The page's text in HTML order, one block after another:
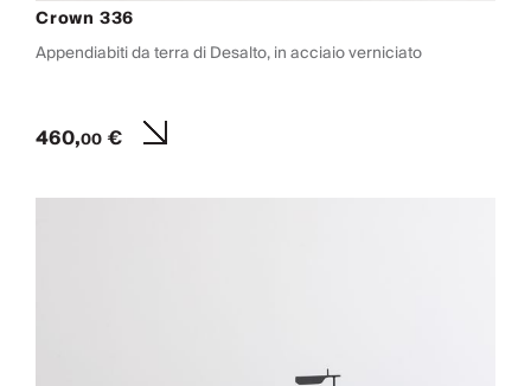
Crown 336
Appendiabiti da terra di Desalto, in acciaio verniciato
460,00€